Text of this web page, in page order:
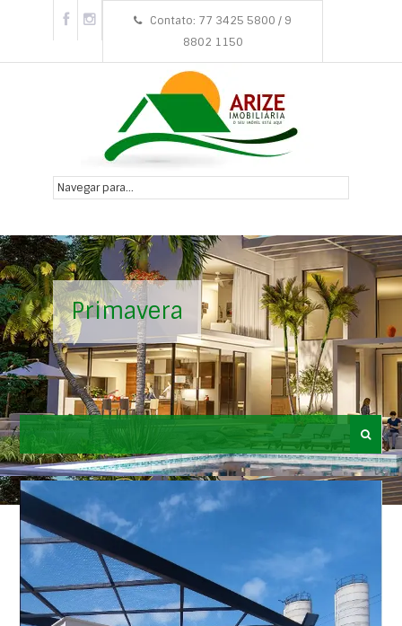
Contato: 77 3425 5800 / 9
8802 1150
Primavera